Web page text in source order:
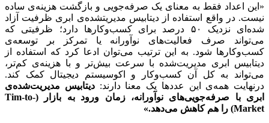
«این اعداد فقط به معنای یک صرفه‌جویی و بازگشت هزینه‌ی ساده
نیست. در واقع استفاده از دیتابیس مدیریت‎شده‌ی ابری ظرفیت آزاد
شده‌ای نزدیک ۵۰ درصد برای کسب‌وکارها دارد؛ ظرفیتی که
می‌تواند صرف فعالیت‌های نوآورانه یا تمرکز بر توسعه‌ی
کسب‌وکارها شود. به این ترتیب می‌توان ادعا کرد که استفاده از
دیتابیس ابری مدیریت‌شده با سرعت بیش‌تر و با هزینه‌ی کم‌تر،
می‌تواند به کل آن کسب‌وکار و اکوسیستم دیجیتال کمک کند.
درنهایت همه‌ی این عددها یک معنا دارند: دیتابیس مدیریت‌شده‌ی
ابری با صرفه‌جویی‌های نوآورانه، زمان ورود به بازار
(Tim-to-
Market) را هم کاهش می‌دهد.»